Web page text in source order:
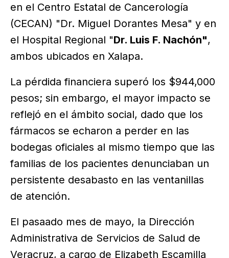
en el Centro Estatal de Cancerología
(CECAN) "Dr. Miguel Dorantes Mesa" y en
el Hospital Regional "Dr. Luis F. Nachón",
ambos ubicados en Xalapa.
La pérdida financiera superó los $944,000
pesos; sin embargo, el mayor impacto se
reflejó en el ámbito social, dado que los
fármacos se echaron a perder en las
bodegas oficiales al mismo tiempo que las
familias de los pacientes denunciaban un
persistente desabasto en las ventanillas
de atención.
El pasaado mes de mayo, la Dirección
Administrativa de Servicios de Salud de
Veracruz, a cargo de Elizabeth Escamilla